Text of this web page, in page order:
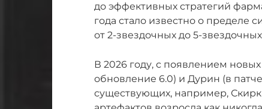
до эффективных стратегий
года стало известно о пределе
от 2-звездочных до 5-
В 2026 году, с появлением
обновление 6.0) и Дурин (в
существующих, например, Скирк